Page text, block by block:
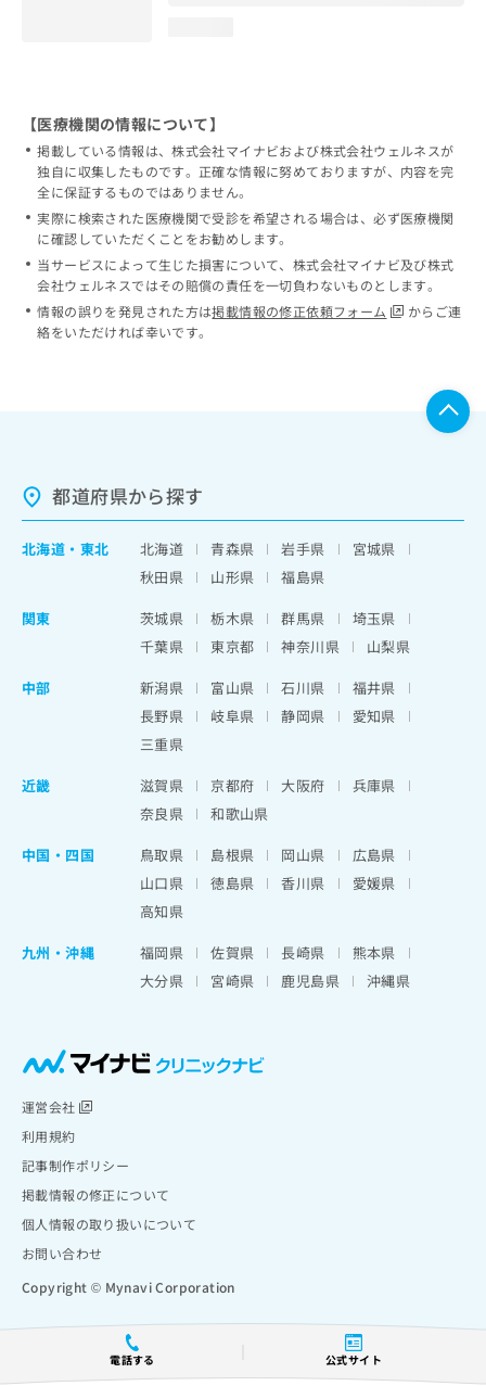
電話する 公式サイト
【医療機関の情報について】
掲載している情報は、株式会社マイナビおよび株式会社ウェルネスが
独自に収集したものです。正確な情報に努めておりますが、内容を完
全に保証するものではありません。
実際に検索された医療機関で受診を希望される場合は、必ず医療機関
に確認していただくことをお勧めします。
当サービスによって生じた損害について、株式会社マイナビ及び株式
会社ウェルネスではその賠償の責任を一切負わないものとします。
情報の誤りを発見された方は掲載情報の修正依頼フォーム
からご連
絡をいただければ幸いです。
都道府県から探す
北海道 ・ 東北 北海道 青森県 岩手県
宮城県
秋田県
山形県
福島県
関東
茨城県 栃木県 群馬県
埼玉県
千葉県
東京都 神奈川県
山梨県
中部
新潟県 富山県 石川県
福井県
長野県
岐阜県 静岡県
愛知県
三重県
近畿
滋賀県 京都府 大阪府
兵庫県
奈良県
和歌山県
中国・四国
鳥取県 島根県 岡山県
広島県
山口県
徳島県 香川県
愛媛県
高知県
九州・沖縄
福岡県 佐賀県 長崎県
熊本県
大分県
宮崎県 鹿児島県 沖縄県
運営会社
利用規約
記事制作ポリシー
掲載情報の修正について
個人情報の取り扱いについて
お問い合わせ
Copyright © Mynavi Corporation